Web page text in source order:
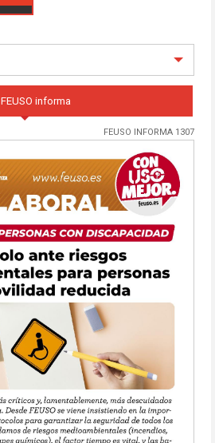
FEUSO informa
FEUSO INFORMA 1307